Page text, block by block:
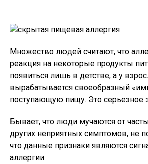
Множество людей считают, что
реакция на некоторые продукты
появиться лишь в детстве, а у
вырабатывается своеобразный
поступающую пищу. Это серьезное
Бывает, что люди мучаются от
других неприятных симптомов, не
что данные признаки являются
аллергии.